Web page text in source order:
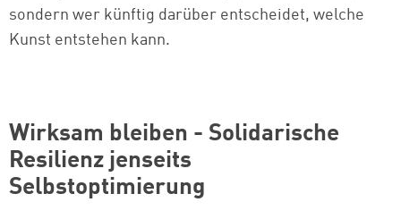
sondern wer künftig darüber entscheidet, welche
Kunst entstehen kann.
Wirksam bleiben - Solidarische
Resilienz jenseits
Selbstoptimierung